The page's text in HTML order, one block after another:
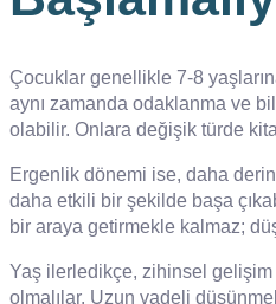
Çocuklar genellikle 7-8
aynı zamanda odaklanma ve
olabilir. Onlara değişik türde
Ergenlik dönemi ise, daha
daha etkili bir şekilde başa
bir araya getirmekle kalmaz;
Yaş ilerledikçe, zihinsel gelişim
olmalılar. Uzun vadeli